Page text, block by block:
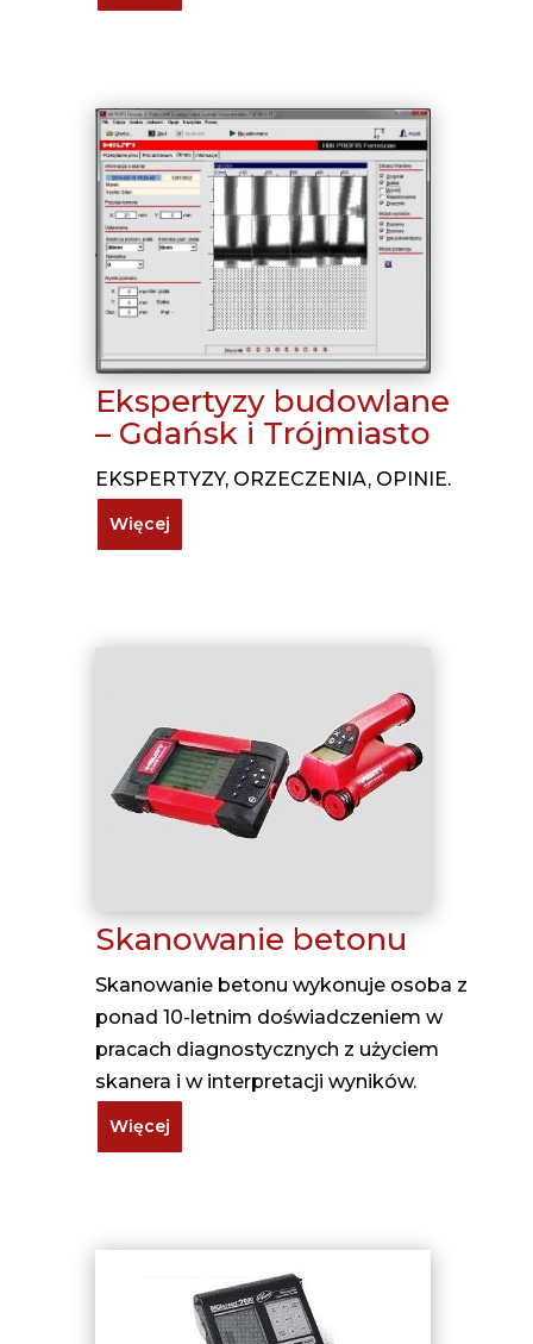
Ekspertyzy budowlane
– Gdańsk i Trójmiasto
EKSPERTYZY, ORZECZENIA, OPINIE.
Więcej
Skanowanie betonu
Skanowanie betonu wykonuje osoba z
ponad 10-letnim doświadczeniem w
pracach diagnostycznych z użyciem
skanera i w interpretacji wyników.
Więcej